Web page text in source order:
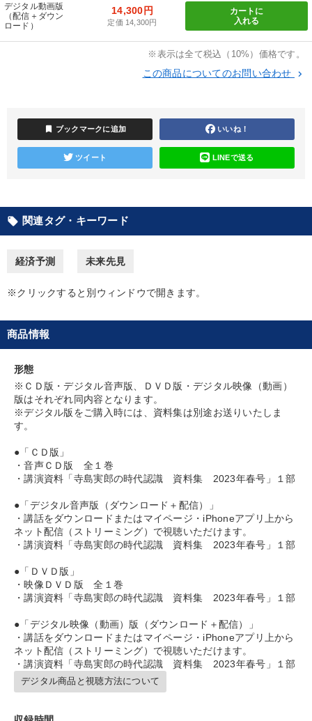
2025年春季全国経営者セミナー収録講演ＣＤ・講演ＤＶＤ・デジ
タル版（音声／動画ストリーミング・ダウンロード）
【1月】音声・映像
社長の姿勢を学びたい 経営体系を学びたい
経営を改善したい 販売力を強化したい
※「更新」を押すと「カテゴリー」「目的別」「キーワード」を更新いただけます。
local_offer タグから探す refresh 更新する
すべての音声・動画（全2077タイトル）からお探しいただけます
タグ・キーワード
仕組み 聞き手・作間信司 企業文化 IT・デジタル活用
海外の成功事例 対談・座談会 大竹愼一 女性経営者
政治家 新技術 創業者 コロナ禍対策
労務問題・人事対策
両利きの経営 FCビジネス
地方企業の勝ち方 相続・事業承継 金融
ビジネスモデル 資産運用 会社数字を学ぶ 中村天風
デジタル動画版
（配信＋ダウン
ロード）
14,300円
定価 14,300円
カートに
入れる
※表示は全て税込（10%）価格です。
この商品についてのお問い合わせ keyboard_arrow_right
bookmark ブックマークに追加 いいね！
ツイート LINEで送る
local_offer 関連タグ・キーワード
経済予測 未来先見
※クリックすると別ウィンドウで開きます。
商品情報
形態
※ＣＤ版・デジタル音声版、ＤＶＤ版・デジタル映像（動画）
版はそれぞれ同内容となります。
※デジタル版をご購入時には、資料集は別途お送りいたしま
す。
●「ＣＤ版」
・音声ＣＤ版 全１巻
・講演資料「寺島実郎の時代認識 資料集 2023年春号」１部
●「デジタル音声版（ダウンロード＋配信）」
・講話をダウンロードまたはマイページ・iPhoneアプリ上から
ネット配信（ストリーミング）で視聴いただけます。
・講演資料「寺島実郎の時代認識 資料集 2023年春号」１部
●「ＤＶＤ版」
・映像ＤＶＤ版 全１巻
・講演資料「寺島実郎の時代認識 資料集 2023年春号」１部
●「デジタル映像（動画）版（ダウンロード＋配信）」
・講話をダウンロードまたはマイページ・iPhoneアプリ上から
ネット配信（ストリーミング）で視聴いただけます。
・講演資料「寺島実郎の時代認識 資料集 2023年春号」１部
デジタル商品と視聴方法について